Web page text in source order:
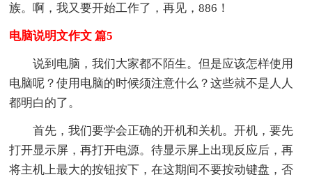
族。啊，我又要开始工作了，再见，886！
电脑说明文作文 篇5
说到电脑，我们大家都不陌生。但是应该怎样使用
电脑呢？使用电脑的时候须注意什么？这些就不是人人
都明白的了。
首先，我们要学会正确的开机和关机。开机，要先
打开显示屏，再打开电源。待显示屏上出现反应后，再
将主机上最大的按钮按下，在这期间不要按动键盘，否